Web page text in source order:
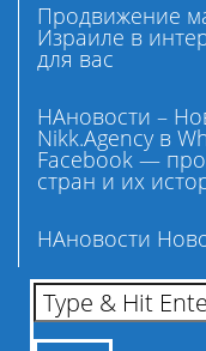
Продвижение
Израиле в
для вас
НАновости –
Nikk.Agency в
Facebook —
стран и их
НАновости